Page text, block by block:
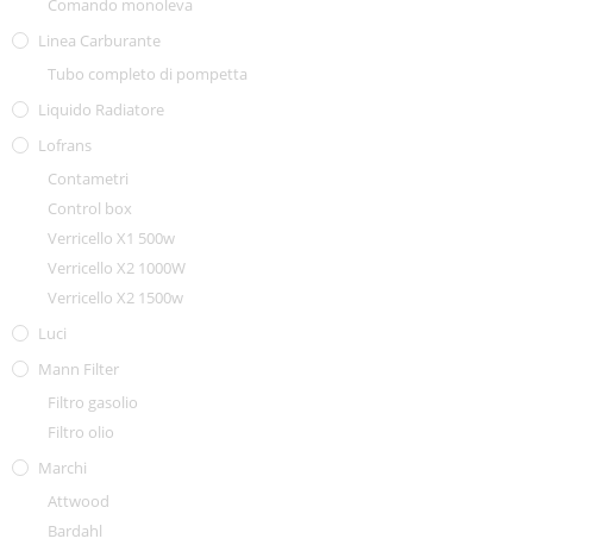
Comando monoleva
Linea Carburante
Tubo completo di pompetta
Liquido Radiatore
Lofrans
Contametri
Control box
Verricello X1 500w
Verricello X2 1000W
Verricello X2 1500w
Luci
Mann Filter
Filtro gasolio
Filtro olio
Marchi
Attwood
Bardahl